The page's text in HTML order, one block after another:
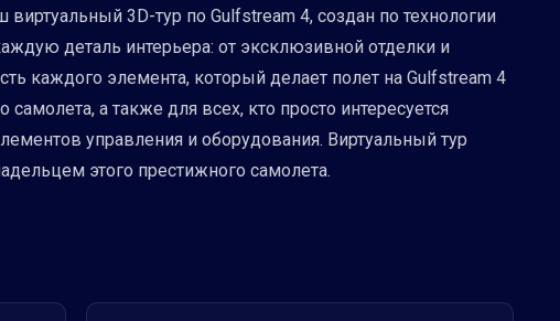
3D-тур по Gulfstream 4, создан по технологии
деталь интерьера: от эксклюзивной отделки и
каждого элемента, который делает полет на Gulfstream 4
а также для всех, кто просто интересуется
управления и оборудования. Виртуальный тур
этого престижного самолета.